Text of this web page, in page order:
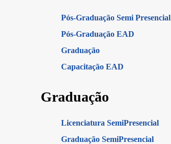
Pós-Graduação Semi Presencial
Pós-Graduação EAD
Graduação
Capacitação EAD
Graduação
Licenciatura SemiPresencial
Graduação SemiPresencial